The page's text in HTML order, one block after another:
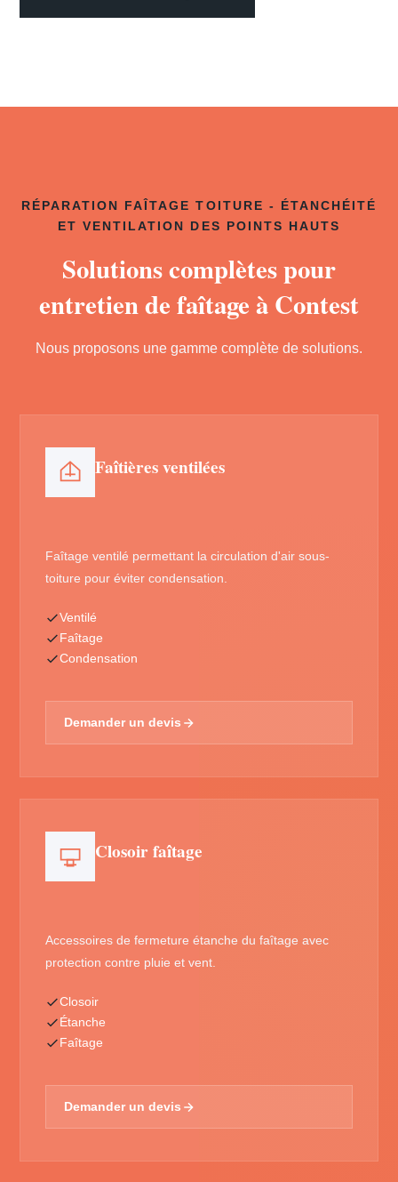
RÉPARATION FAÎTAGE TOITURE - ÉTANCHÉITÉ
ET VENTILATION DES POINTS HAUTS
Solutions complètes pour
entretien de faîtage à Contest
Nous proposons une gamme complète de solutions.
Faîtières ventilées
Faîtage ventilé permettant la circulation d'air sous-
toiture pour éviter condensation.
Ventilé
Faîtage
Condensation
Demander un devis
Closoir faîtage
Accessoires de fermeture étanche du faîtage avec
protection contre pluie et vent.
Closoir
Étanche
Faîtage
Demander un devis